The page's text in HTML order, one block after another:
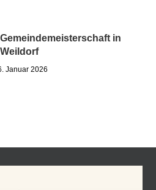
in
Weildorf
Januar 2026